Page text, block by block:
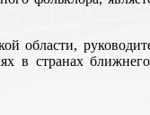
области,
в странах